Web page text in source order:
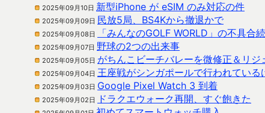
2025年09月10日 新型iPhone が eSIM のみ対応の件
2025年09月09日 民放5局、BS4Kから撤退かで
2025年09月08日 「みんなのGOLF WORLD」の不具合
2025年09月07日 野球の2つの出来事
2025年09月05日 がちんこビーチバレーを微修正＆リジ
2025年09月04日 王座戦がシンガポールで行われている
2025年09月03日 Google Pixel Watch 3 到着
2025年09月02日 ドラクエウォーク再開、すぐ飽きた